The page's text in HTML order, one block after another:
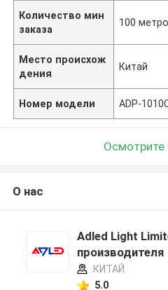
Количество мин
заказа
100
Место происхож
дения
Китай
Номер модели ADP-
О нас
Adled Light
производителя
КИТАЙ
5.0